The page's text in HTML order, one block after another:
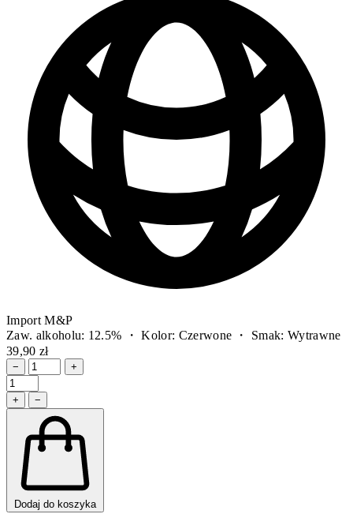
Import M&P
Zaw. alkoholu: 12.5% ・ Kolor: Czerwone ・ Smak: Wytrawne
39,90 zł
− +
+ −
Dodaj do koszyka